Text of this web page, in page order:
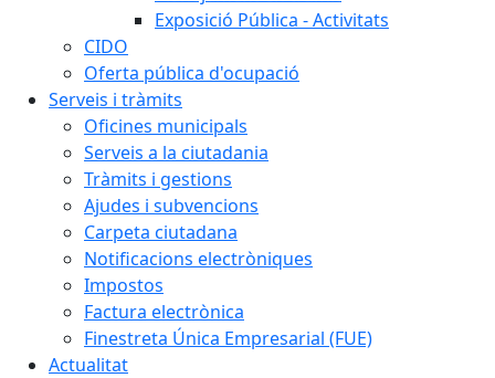
Exposició Pública - Activitats
CIDO
Oferta pública d'ocupació
Serveis i tràmits
Oficines municipals
Serveis a la ciutadania
Tràmits i gestions
Ajudes i subvencions
Carpeta ciutadana
Notificacions electròniques
Impostos
Factura electrònica
Finestreta Única Empresarial (FUE)
Actualitat